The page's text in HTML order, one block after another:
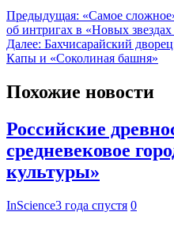
Предыдущая: «Самое
об интригах в «Новых
Далее: Бахчисарайский
Капы и «Соколиная башня»
Похожие новости
Российские
средневековое
культуры»
InScience3 года спустя 0